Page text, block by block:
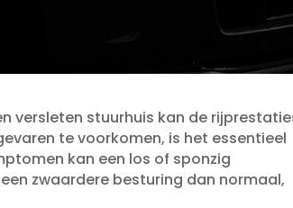
versleten stuurhuis kan de
te voorkomen, is het essentieel
kan een los of sponzig
zwaardere besturing dan normaal,